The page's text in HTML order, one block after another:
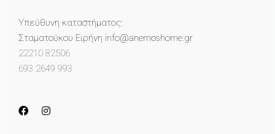
Υπεύθυνη καταστήματος:
Σταματούκου Ειρήνη info@anemoshome.gr
22210 82506
693 2649 993